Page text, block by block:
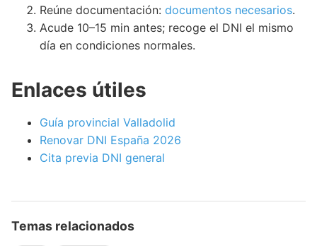
Reúne documentación: documentos necesarios.
Acude 10–15 min antes; recoge el DNI el mismo
día en condiciones normales.
Enlaces útiles
Guía provincial Valladolid
Renovar DNI España 2026
Cita previa DNI general
Temas relacionados